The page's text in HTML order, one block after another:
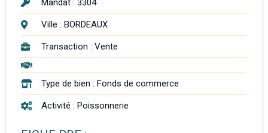
Mandat : 3304
Ville : BORDEAUX
Transaction : Vente
Type de bien : Fonds de commerce
Activité : Poissonnerie